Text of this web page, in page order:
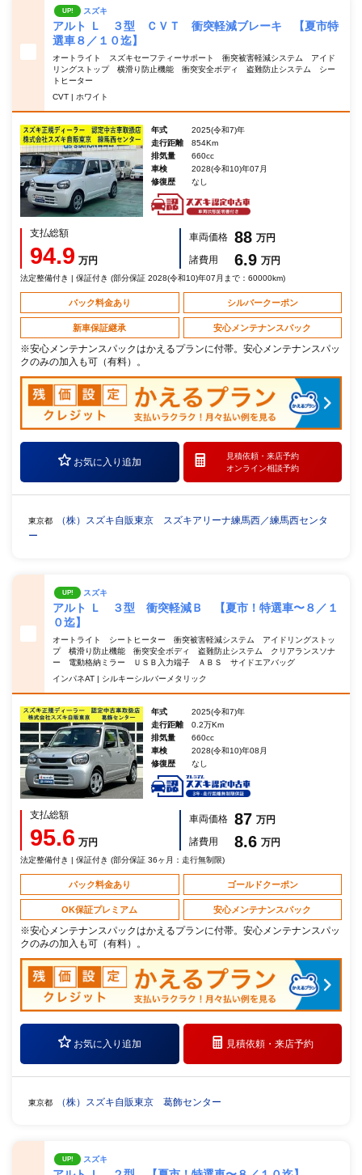
UP! スズキ
アルト Ｌ ３型 ＣＶＴ 衝突軽減ブレーキ 【夏市特
選車８／１０迄】
オートライト スズキセーフティーサポート 衝突被害軽減システム アイド
リングストップ 横滑り防止機能 衝突安全ボディ 盗難防止システム シー
トヒーター
CVT | ホワイト
年式
2025(令和7)年
走行距離
854Km
排気量
660cc
車検
2028(令和10)年07月
修復歴
なし
支払総額
94.9 万円
車両価格 88 万円
諸費用
6.9 万円
法定整備付き | 保証付き (部分保証 2028(令和10)年07月まで：60000km)
パック料金あり シルバークーポン
新車保証継承 安心メンテナンスパック
※安心メンテナンスパックはかえるプランに付帯。安心メンテナンスパッ
クのみの加入も可（有料）。
お気に入り追加
見積依頼・ 来店予約
オンライン相談予約
東京都
（株）スズキ自販東京 スズキアリーナ練馬西／練馬西センタ
ー
UP! スズキ
アルト Ｌ ３型 衝突軽減Ｂ 【夏市！特選車〜８／１
０迄】
オートライト シートヒーター 衝突被害軽減システム アイドリングストッ
プ 横滑り防止機能 衝突安全ボディ 盗難防止システム クリアランスソナ
ー 電動格納ミラー ＵＳＢ入力端子 ＡＢＳ サイドエアバッグ
インパネAT | シルキーシルバーメタリック
年式
2025(令和7)年
走行距離
0.2万Km
排気量
660cc
車検
2028(令和10)年08月
修復歴
なし
支払総額
95.6 万円
車両価格 87 万円
諸費用
8.6 万円
法定整備付き | 保証付き (部分保証 36ヶ月：走行無制限)
パック料金あり ゴールドクーポン
OK保証プレミアム 安心メンテナンスパック
※安心メンテナンスパックはかえるプランに付帯。安心メンテナンスパッ
クのみの加入も可（有料）。
お気に入り追加 見積依頼・来店予約
東京都 （株）スズキ自販東京 葛飾センター
UP! スズキ